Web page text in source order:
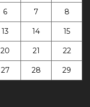
6 7 8
13 14 15
20 21 22
27 28 29